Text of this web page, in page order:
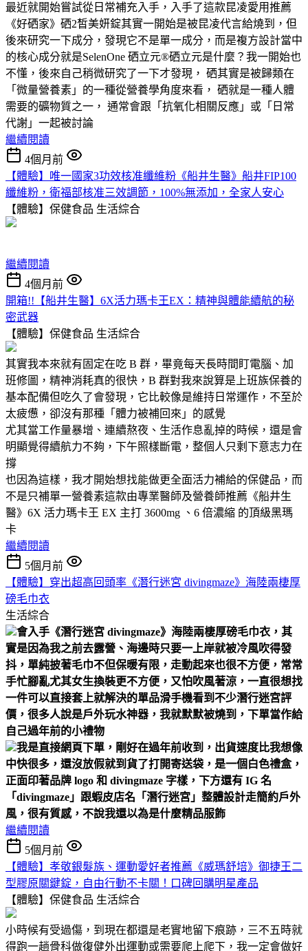
最近就開始嘗試從日常補充入手，入手了這款昆凌愛用推薦
《好硒家》硒2皙美妍錠其實一開始是被昆凌代言給燒到，但
後來研究一下成分，發現它不是單一成分，而是複方設計當中
的核心成分就是SelenOne 硒立元®硒立元是什麼？我一開始也
不懂，後來自己稍微研究了一下才發現， 硒其實是被歸類在
「微量營養素」的一種從營養學角度來看， 硒就是一種人體
需要的礦物質之一， 通常會跟「抗氧化相關反應」或「日常
代謝」一起被討論
繼續閱讀
4個月前
【體驗】唯一國家3功效核准纖維粉《船井生醫》船井FIP100
纖維粉，衛福部核准三效調節，100%無添加，全家人安心
【體驗】保健食品 生活綜合
繼續閱讀
4個月前
開箱!!【船井生醫】6X活力瑪卡王EX：精神與體能續航的秘
密武器
【體驗】保健食品 生活綜合
其實我本來就有固定在吃 B 群，畢竟每天長時間盯電腦、加
班修圖，精神消耗真的很快，B 群對我來說算是上班族保養的
基本配備但吃久了會發現，它比較像是維持日常運作，不至於
太疲憊，卻沒有那種「體力被補回來」的感覺
尤其當工作量暴增、連續熬夜、生活作息亂掉的時候，還是會
明顯覺得續航力不夠，下午照樣斷電，整個人只剩下意志力在
撐
也因為這樣，我才開始想找能做更全面活力補給的保健品，而
不是只補單一營養素這款由專業醫師及營養師推薦《船井生
醫》6X 活力瑪卡王 EX 主打 3600mg 、6 倍濃縮 的頂級黑瑪
卡
繼續閱讀
5個月前
【體驗】穿出超高回頭率《潛行迷宮 divingmaze》海陸兩棲厚
磅毛巾衣
生活綜合
會入手《潛行迷宮 divingmaze》海陸兩棲厚磅毛巾衣，其
實是因為我之前去露營、海邊時只要一上岸就被冷風吹得發
抖，單純披著毛巾不但保暖有限，走動起來也很不方便，常常
手忙腳亂尤其女生換裝更不方便，又怕吹風著涼，一直很想找
一件可以直接套上就解決的單品滑手機看到不少潛行迷宮評
價，很多人說是戶外玩水神器，我就默默被燒到，下單當作給
自己過年前的小禮物
我是直接網頁下單，剛好在過年前收到，出貨速度比我想像
中快很多，還沒放假就到貨了打開寄送袋，是一個白色禮盒，
正面印著品牌 logo 和 divingmaze 字樣，下方還有 IG 名
「divingmaze」跟蝦皮店名「潛行迷宮」 整體設計走簡約戶外
風，很有質感，不說我還以為是什麼精品服飾
繼續閱讀
5個月前
【體驗】孝敬銀髮族、運動愛好者推薦《威瑪舒培》御捷王二
型膠原關鍵錠，自由行動不卡關！口碑回購明星產品
【體驗】保健食品 生活綜合
小時候有受過傷，到現在都還是老實地留下痕跡，三不五時就
得跑一趟骨科做復健外出運動或需要爬上爬下，我一定會做好